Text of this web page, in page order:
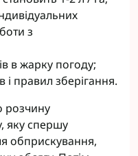
з
в жарку погоду;
і правил зберігання.
розчину
яку спершу
обприскування,